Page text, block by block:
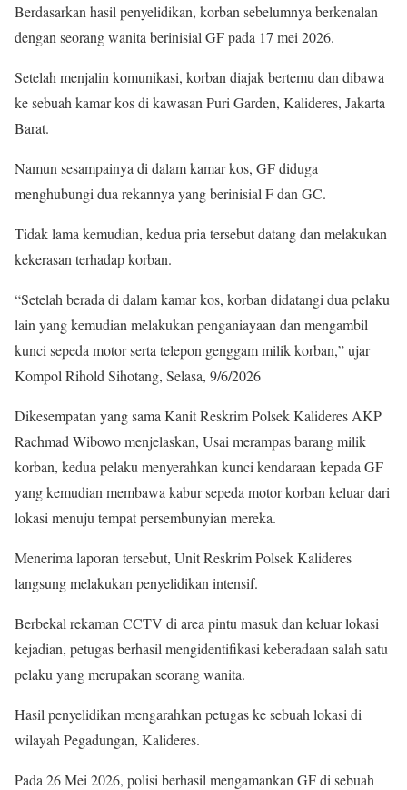
Berdasarkan hasil penyelidikan, korban sebelumnya berkenalan
dengan seorang wanita berinisial GF pada 17 mei 2026.
Setelah menjalin komunikasi, korban diajak bertemu dan dibawa
ke sebuah kamar kos di kawasan Puri Garden, Kalideres, Jakarta
Barat.
Namun sesampainya di dalam kamar kos, GF diduga
menghubungi dua rekannya yang berinisial F dan GC.
Tidak lama kemudian, kedua pria tersebut datang dan melakukan
kekerasan terhadap korban.
“Setelah berada di dalam kamar kos, korban didatangi dua pelaku
lain yang kemudian melakukan penganiayaan dan mengambil
kunci sepeda motor serta telepon genggam milik korban,” ujar
Kompol Rihold Sihotang, Selasa, 9/6/2026
Dikesempatan yang sama Kanit Reskrim Polsek Kalideres AKP
Rachmad Wibowo menjelaskan, Usai merampas barang milik
korban, kedua pelaku menyerahkan kunci kendaraan kepada GF
yang kemudian membawa kabur sepeda motor korban keluar dari
lokasi menuju tempat persembunyian mereka.
Menerima laporan tersebut, Unit Reskrim Polsek Kalideres
langsung melakukan penyelidikan intensif.
Berbekal rekaman CCTV di area pintu masuk dan keluar lokasi
kejadian, petugas berhasil mengidentifikasi keberadaan salah satu
pelaku yang merupakan seorang wanita.
Hasil penyelidikan mengarahkan petugas ke sebuah lokasi di
wilayah Pegadungan, Kalideres.
Pada 26 Mei 2026, polisi berhasil mengamankan GF di sebuah